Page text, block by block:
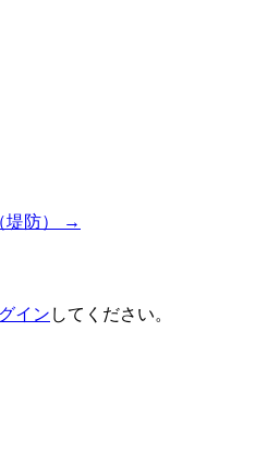
堤防） →
イン してください。